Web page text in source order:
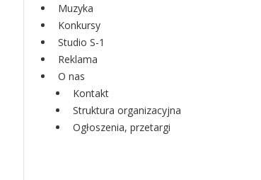
Muzyka
Konkursy
Studio S-1
Reklama
O nas
Kontakt
Struktura organizacyjna
Ogłoszenia, przetargi